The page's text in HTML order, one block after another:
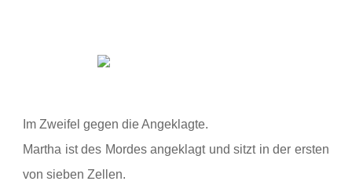
Im Zweifel gegen die Angeklagte.
Martha ist des Mordes angeklagt und sitzt in der ersten
von sieben Zellen.